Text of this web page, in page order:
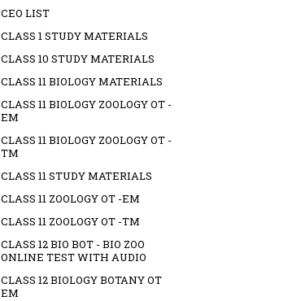
CEO LIST
CLASS 1 STUDY MATERIALS
CLASS 10 STUDY MATERIALS
CLASS 11 BIOLOGY MATERIALS
CLASS 11 BIOLOGY ZOOLOGY OT -
EM
CLASS 11 BIOLOGY ZOOLOGY OT -
TM
CLASS 11 STUDY MATERIALS
CLASS 11 ZOOLOGY OT -EM
CLASS 11 ZOOLOGY OT -TM
CLASS 12 BIO BOT - BIO ZOO
ONLINE TEST WITH AUDIO
CLASS 12 BIOLOGY BOTANY OT
EM